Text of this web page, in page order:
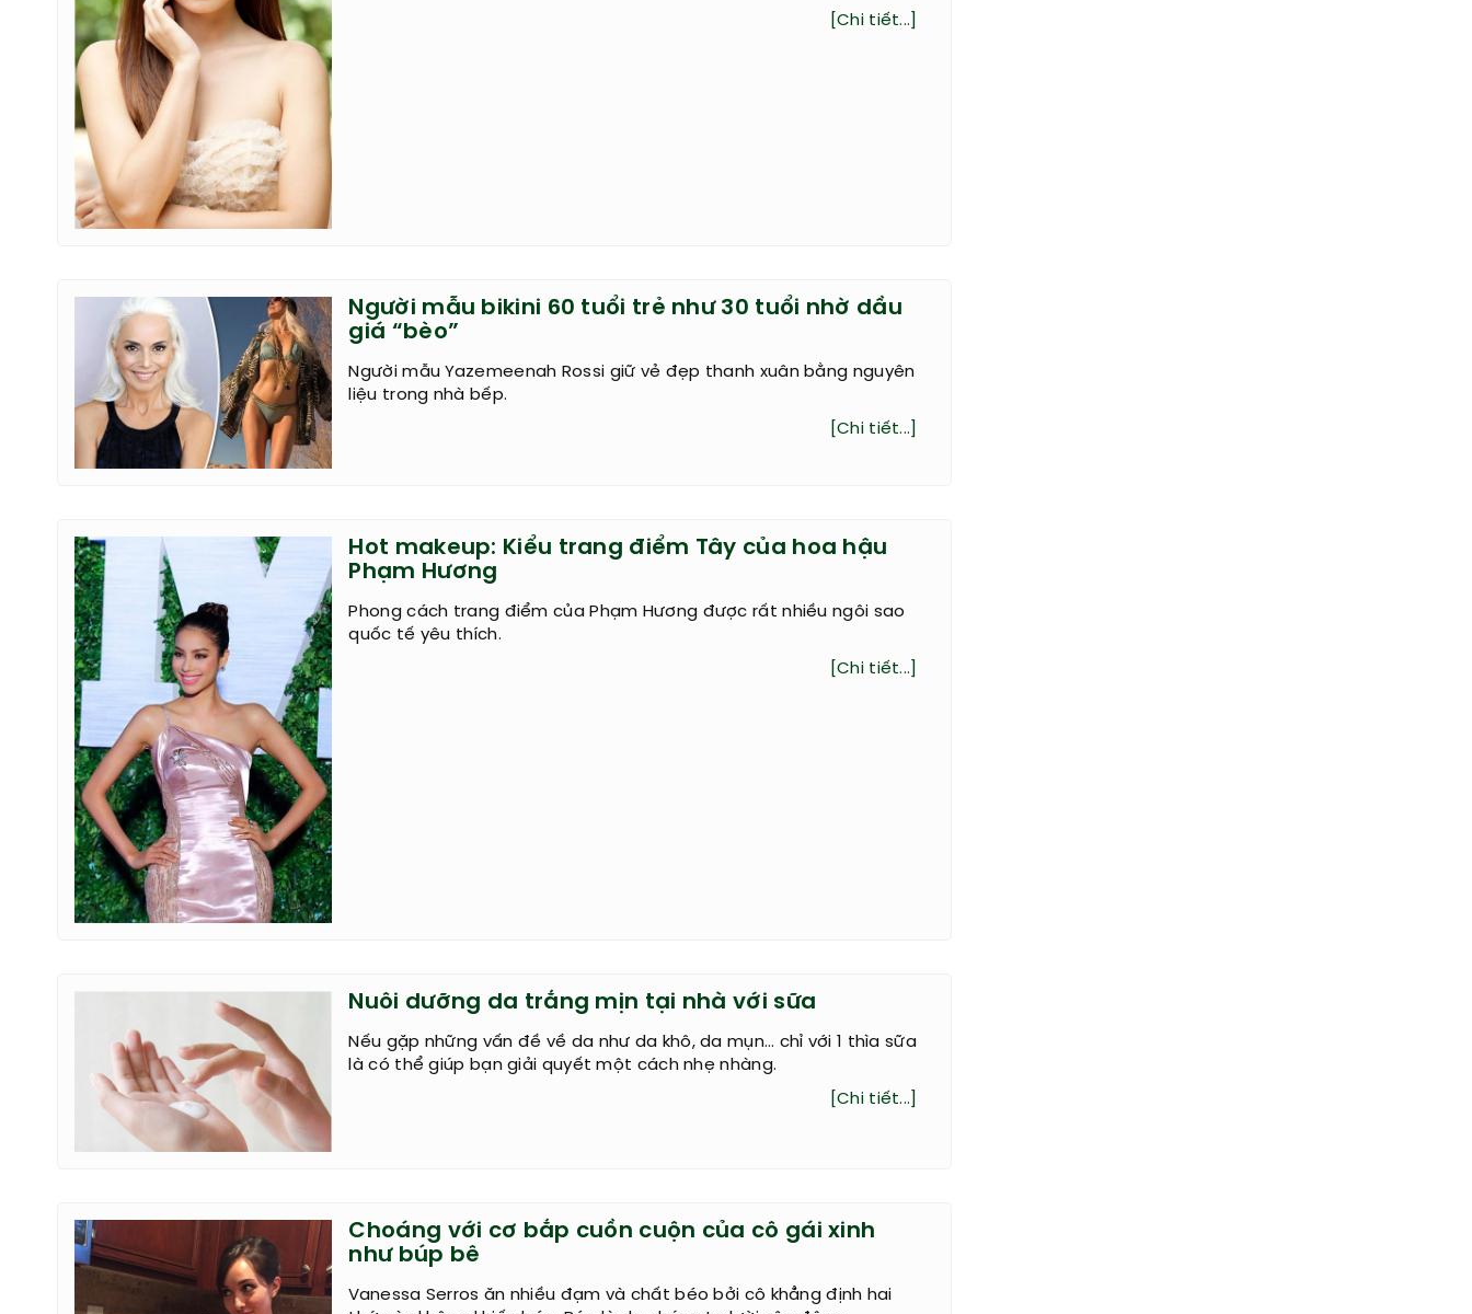
[Chi tiết...]
Người mẫu bikini 60 tuổi trẻ như 30 tuổi nhờ dầu
giá “bèo”
Người mẫu Yazemeenah Rossi giữ vẻ đẹp thanh xuân bằng nguyên
liệu trong nhà bếp.
[Chi tiết...]
Hot makeup: Kiểu trang điểm Tây của hoa hậu
Phạm Hương
Phong cách trang điểm của Phạm Hương được rất nhiều ngôi sao
quốc tế yêu thích.
[Chi tiết...]
Nuôi dưỡng da trắng mịn tại nhà với sữa
Nếu gặp những vấn đề về da như da khô, da mụn… chỉ với 1 thìa sữa
là có thể giúp bạn giải quyết một cách nhẹ nhàng.
[Chi tiết...]
Choáng với cơ bắp cuồn cuộn của cô gái xinh
như búp bê
Vanessa Serros ăn nhiều đạm và chất béo bởi cô khẳng định hai